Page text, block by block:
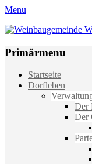
Menu
Weinbaugemeinde
Primärmenu
Weiter
zum
Startseite
Dorfleben
Der
Der